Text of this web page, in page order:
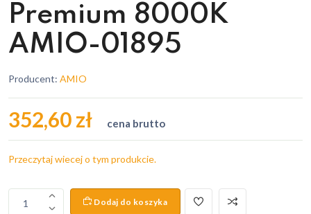
Premium 8000K
AMIO-01895
Producent: AMIO
352,60 zł cena brutto
Przeczytaj wiecej o tym produkcie.
1 Dodaj do koszyka